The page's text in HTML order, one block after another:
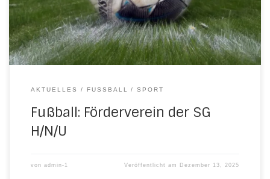
Begrüßung durch den Vorsitzenden2) Bericht des
Vorstands über das Geschäftsjahr 20243) Bericht der
Kassenprüfer4) Entlastung des Vorstands5) Wahl […]
AKTUELLES FUSSBALL SPORT
Fußball: Förderverein der SG
H/N/U
von admin-1 Veröffentlicht am Dezember 13, 2025